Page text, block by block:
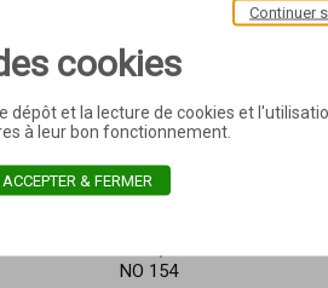
Bibliographie
Mâle Emile, "Les
l'Ecole toulousaine du
Henri Rachou, Catalogue
musée de Toulouse,
NO 468
P. Mesplé, Les
Paris, éditions des
NO 154
cookies
dépôt et la lecture de cookies et
à leur bon fonctionnement.
Continuer
ACCEPTER & FERMER